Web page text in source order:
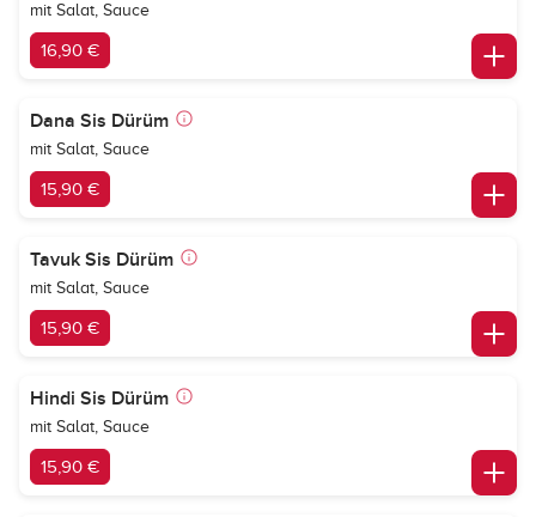
mit Salat, Sauce
16,90 €
Dana Sis Dürüm
mit Salat, Sauce
15,90 €
Tavuk Sis Dürüm
mit Salat, Sauce
15,90 €
Hindi Sis Dürüm
mit Salat, Sauce
15,90 €